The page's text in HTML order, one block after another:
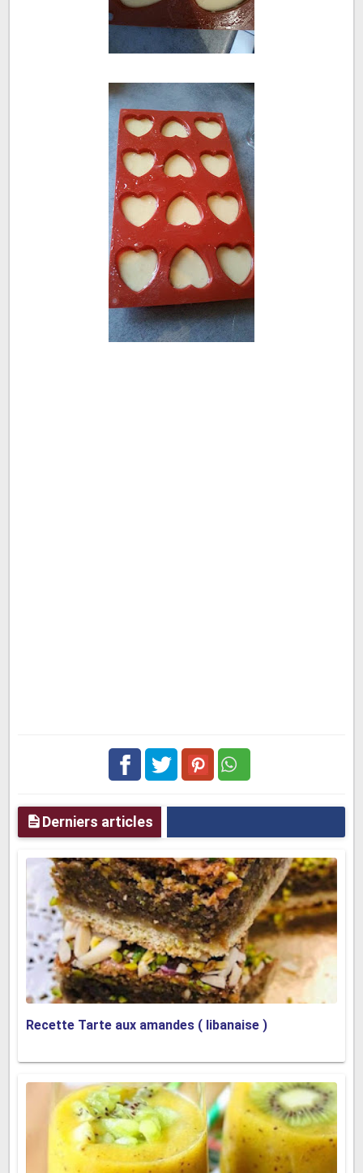
Derniers articles
Recette Tarte aux amandes ( libanaise )